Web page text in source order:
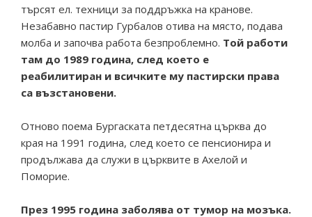
търсят ел. техници за поддръжка на кранове.
Незабавно пастир Гурбалов отива на място, подава
молба и започва работа безпроблемно. Той работи
там до 1989 година, след което е
реабилитиран и всичките му пастирски права
са възстановени.
Отново поема Бургаската петдесятна църква до
края на 1991 година, след което се пенсионира и
продължава да служи в църквите в Ахелой и
Поморие.
През 1995 година заболява от тумор на мозъка.